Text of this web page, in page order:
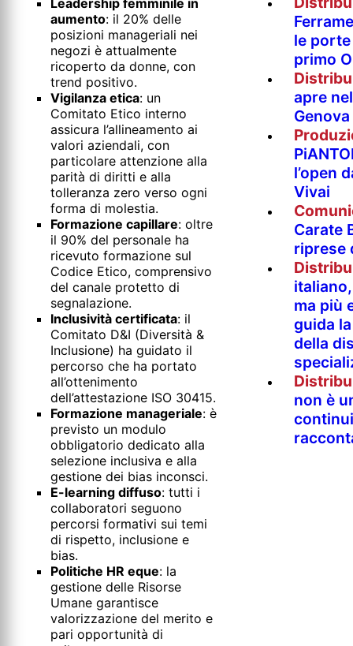
Leadership femminile in
aumento: il 20% delle
posizioni manageriali nei
negozi è attualmente
ricoperto da donne, con
trend positivo.
Vigilanza etica: un
Comitato Etico interno
assicura l’allineamento ai
valori aziendali, con
particolare attenzione alla
parità di diritti e alla
tolleranza zero verso ogni
forma di molestia.
Formazione capillare: oltre
il 90% del personale ha
ricevuto formazione sul
Codice Etico, comprensivo
del canale protetto di
segnalazione.
Inclusività certificata: il
Comitato D&I (Diversità &
Inclusione) ha guidato il
percorso che ha portato
all’ottenimento
dell’attestazione ISO 30415.
Formazione manageriale: è
previsto un modulo
obbligatorio dedicato alla
selezione inclusiva e alla
gestione dei bias inconsci.
E-learning diffuso: tutti i
collaboratori seguono
percorsi formativi sui temi
di rispetto, inclusione e
bias.
Politiche HR eque: la
gestione delle Risorse
Umane garantisce
valorizzazione del merito e
pari opportunità di
le
primo
apre
Genova
l’open
Vivai
Carate
riprese
ma più
guida
della
non è